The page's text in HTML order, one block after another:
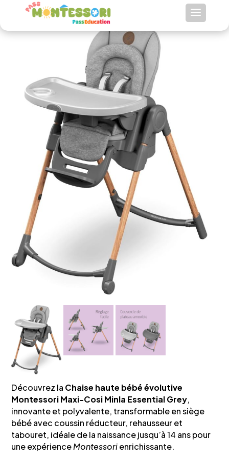
Recherche
de
produits
Chaise haute bébé évolutive Montessori
Maxi-Cosi Minla Essential Grey
Découvrez la Chaise haute bébé évolutive
Montessori Maxi-Cosi Minla Essential Grey,
innovante et polyvalente, transformable en siège
bébé avec coussin réducteur, rehausseur et
tabouret, idéale de la naissance jusqu’à 14 ans pour
une expérienceMontessorienrichissante.